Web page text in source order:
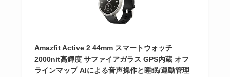
Amazfit Active 2 44mm スマートウォッチ
2000nit高輝度 サファイアガラス GPS内蔵 オフ
ラインマップ AIによる音声操作と睡眠/運動管理